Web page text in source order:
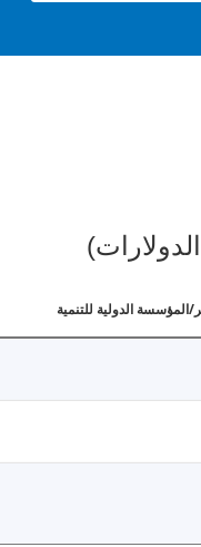
المؤسسة الدولية للتنمية